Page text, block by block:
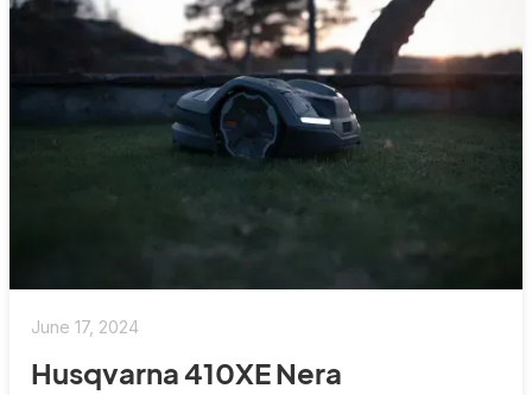
June 17, 2024
Husqvarna 410XE Nera